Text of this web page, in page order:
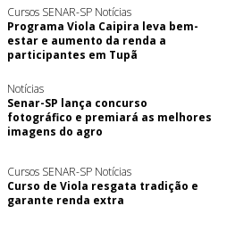
Cursos SENAR-SP Notícias
Programa Viola Caipira leva bem-
estar e aumento da renda a
participantes em Tupã
Notícias
Senar-SP lança concurso
fotográfico e premiará as melhores
imagens do agro
Cursos SENAR-SP Notícias
Curso de Viola resgata tradição e
garante renda extra